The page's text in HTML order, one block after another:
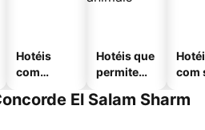
Hotéis
com
Hotéis que
permitem
com
El Salam Sharm